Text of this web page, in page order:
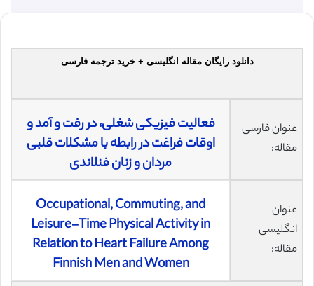
دانلود رایگان مقاله انگلیسی + خرید ترجمه فارسی
عنوان فارسی
مقاله:
فعالیت فیزیکی شغلی، در رفت و آمد و
اوقات فراغت در رابطه با مشکلات قلبی
مردان و زنان فنلاندی
عنوان
انگلیسی
مقاله:
Occupational, Commuting, and
Leisure-Time Physical Activity in
Relation to Heart Failure Among
Finnish Men and Women